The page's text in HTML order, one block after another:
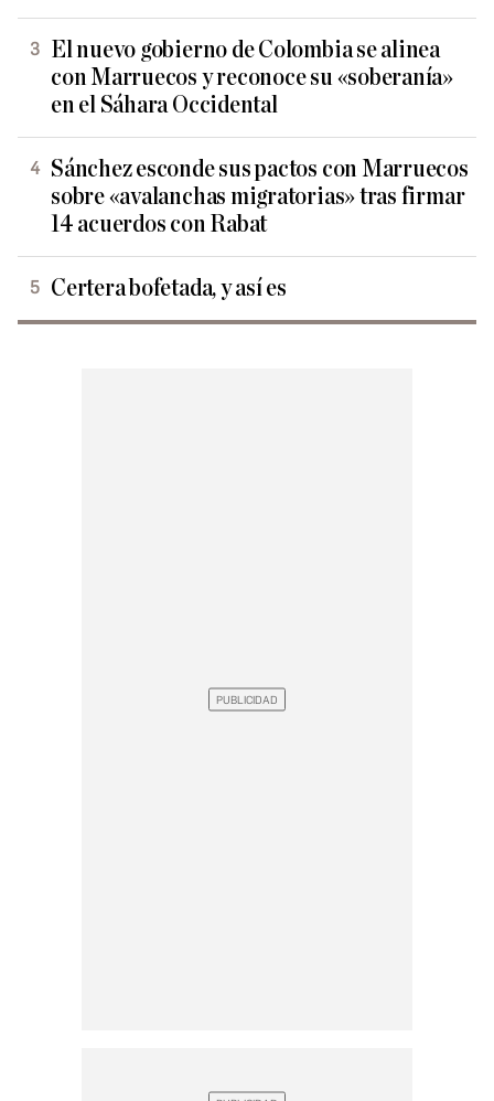
El nuevo gobierno de Colombia se alinea
con Marruecos y reconoce su «soberanía»
en el Sáhara Occidental
Sánchez esconde sus pactos con Marruecos
sobre «avalanchas migratorias» tras firmar
14 acuerdos con Rabat
Certera bofetada, y así es